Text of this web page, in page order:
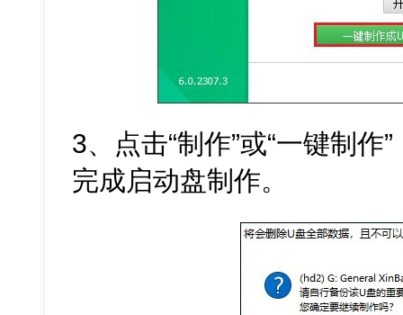
3、点击“制作”或“一键制作
完成启动盘制作。